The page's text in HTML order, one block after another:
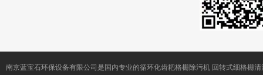
南京蓝宝石环保设备有限公司是国内专业的循环化齿耙格栅除污机 回转式细格栅